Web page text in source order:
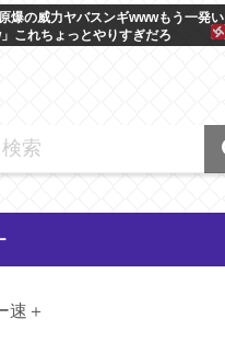
爆の威力ヤバスンギwwwもう一発い
これちょっとやりすぎだろ
速＋